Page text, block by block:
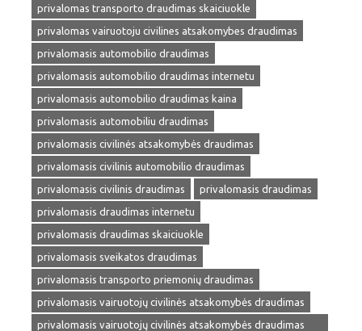
privalomas transporto draudimas skaiciuokle
privalomas vairuotoju civilines atsakomybes draudimas
privalomasis automobilio draudimas
privalomasis automobilio draudimas internetu
privalomasis automobilio draudimas kaina
privalomasis automobiliu draudimas
privalomasis civilinės atsakomybės draudimas
privalomasis civilinis automobilio draudimas
privalomasis civilinis draudimas
privalomasis draudimas
privalomasis draudimas internetu
privalomasis draudimas skaiciuokle
privalomasis sveikatos draudimas
privalomasis transporto priemonių draudimas
privalomasis vairuotojų civilinės atsakomybės draudimas
privalomasis vairuotojų civilinės atsakomybės draudimas